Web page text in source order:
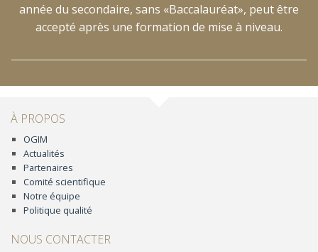
année du secondaire, sans «Baccalauréat», peut être
accepté après une formation de mise à niveau.
À PROPOS
OGIM
Actualités
Partenaires
Comité scientifique
Notre équipe
Politique qualité
NOUS CONTACTER